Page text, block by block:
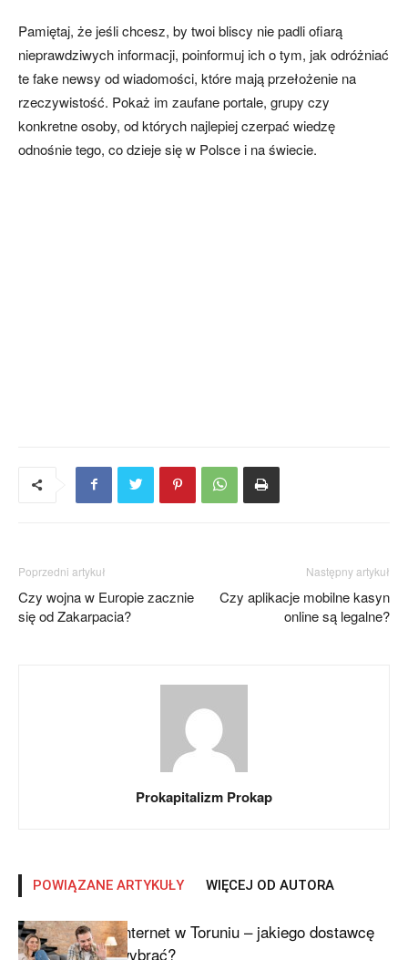
Pamiętaj, że jeśli chcesz, by twoi bliscy nie padli ofiarą
nieprawdziwych informacji, poinformuj ich o tym, jak odróżniać
te fake newsy od wiadomości, które mają przełożenie na
rzeczywistość. Pokaż im zaufane portale, grupy czy
konkretne osoby, od których najlepiej czerpać wiedzę
odnośnie tego, co dzieje się w Polsce i na świecie.
Poprzedni artykuł
Czy wojna w Europie zacznie
się od Zakarpacia?
Następny artykuł
Czy aplikacje mobilne kasyn
online są legalne?
Prokapitalizm Prokap
POWIĄZANE ARTYKUŁY WIĘCEJ OD AUTORA
Internet w Toruniu – jakiego dostawcę
wybrać?